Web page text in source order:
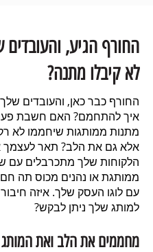
החורף הגיע, והעובדים
לא קיבלו מתנה?
החורף כבר כאן, והעובדים
איך להתחמם? האם חשבת
מתנות ממותגות שיחממו לא
אלא גם את הלב? תאר
הלקוחות שלך מתכרבלים עם
ממותגת או נהנים מכוס תה
עם לוגו העסק שלך. איזה
למותג שלך ניתן לבקש?
מחממים את הלב ואת המותג